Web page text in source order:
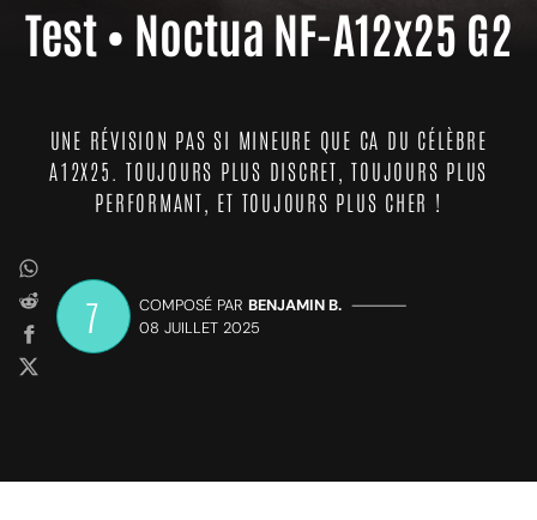
Test • Noctua NF-A12x25 G2
UNE RÉVISION PAS SI MINEURE QUE CA DU CÉLÈBRE
A12X25. TOUJOURS PLUS DISCRET, TOUJOURS PLUS
PERFORMANT, ET TOUJOURS PLUS CHER !
7 COMPOSÉ PAR BENJAMIN B. —————
08 JUILLET 2025